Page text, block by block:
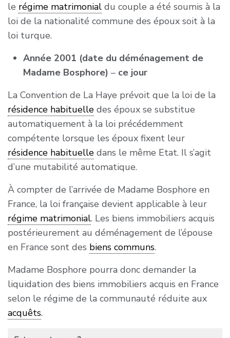
le régime matrimonialdu couple a été soumis à la
loi de la nationalité commune des époux soit à la
loi turque.
Année 2001 (date du déménagement de
Madame Bosphore) –ce jour
La Convention de La Haye prévoit que la loi de la
résidence habituelledes époux se substitue
automatiquement à la loi précédemment
compétente lorsque les époux fixent leur
résidence habituelledans le même Etat. Il s’agit
d’une mutabilité automatique.
À compter de l’arrivée de Madame Bosphore en
France, la loi française devient applicable à leur
régime matrimonial. Les biens immobiliers acquis
postérieurement au déménagement de l’épouse
en France sont des biens communs.
Madame Bosphore pourra donc demander la
liquidation des biens immobiliers acquis en France
selon le régime de la communauté réduite aux
acquêts.